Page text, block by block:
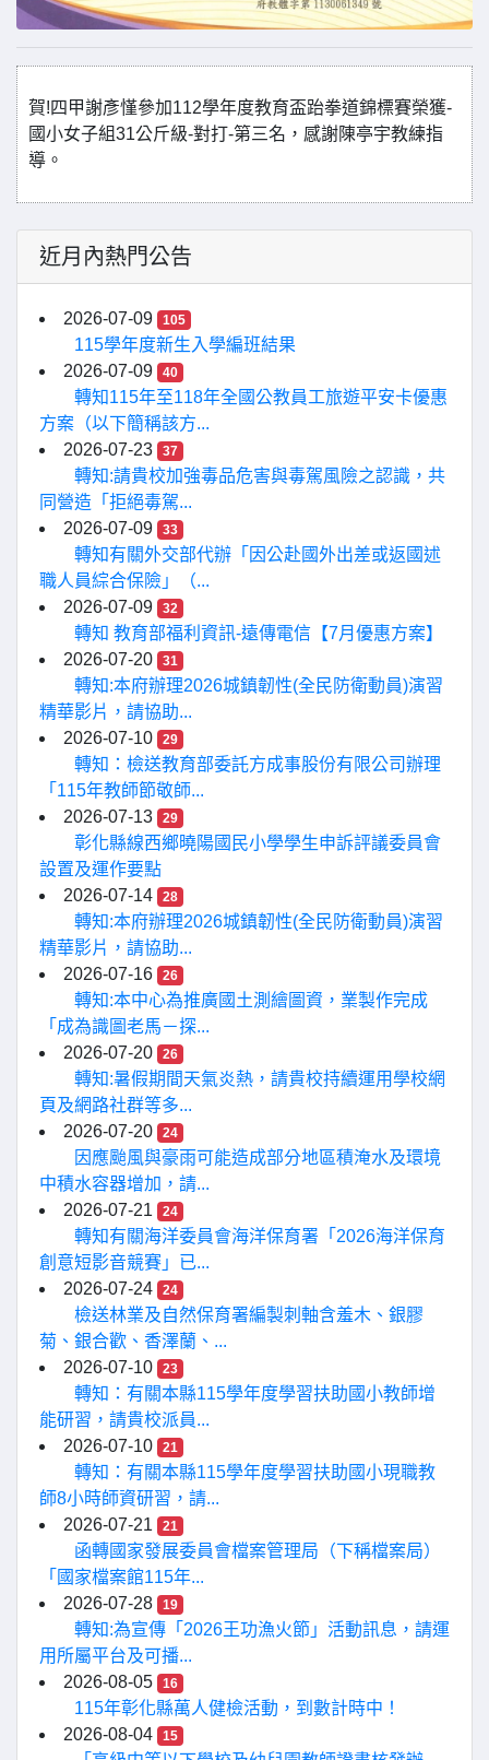
賀!四甲謝彥慬參加112學年度教育盃跆拳道錦標賽榮獲-
國小女子組31公斤級-對打-第三名，感謝陳亭宇教練指
導。
近月內熱門公告
2026-07-09 105
115學年度新生入學編班結果
2026-07-09
40
轉知115年至118年全國公教員工旅遊平安卡優惠
方案（以下簡稱該方...
2026-07-23
37
轉知:請貴校加強毒品危害與毒駕風險之認識，共
同營造「拒絕毒駕...
2026-07-09
33
轉知有關外交部代辦「因公赴國外出差或返國述
職人員綜合保險」（...
2026-07-09
32
轉知 教育部福利資訊-遠傳電信【7月優惠方案】
2026-07-20
31
轉知:本府辦理2026城鎮韌性(全民防衛動員)演習
精華影片，請協助...
2026-07-10
29
轉知：檢送教育部委託方成事股份有限公司辦理
「115年教師節敬師...
2026-07-13
29
彰化縣線西鄉曉陽國民小學學生申訴評議委員會
設置及運作要點
2026-07-14
28
轉知:本府辦理2026城鎮韌性(全民防衛動員)演習
精華影片，請協助...
2026-07-16
26
轉知:本中心為推廣國土測繪圖資，業製作完成
「成為識圖老馬－探...
2026-07-20
26
轉知:暑假期間天氣炎熱，請貴校持續運用學校網
頁及網路社群等多...
2026-07-20
24
因應颱風與豪雨可能造成部分地區積淹水及環境
中積水容器增加，請...
2026-07-21
24
轉知有關海洋委員會海洋保育署「2026海洋保育
創意短影音競賽」已...
2026-07-24
24
檢送林業及自然保育署編製刺軸含羞木、銀膠
菊、銀合歡、香澤蘭、...
2026-07-10
23
轉知：有關本縣115學年度學習扶助國小教師增
能研習，請貴校派員...
2026-07-10
21
轉知：有關本縣115學年度學習扶助國小現職教
師8小時師資研習，請...
2026-07-21
21
函轉國家發展委員會檔案管理局（下稱檔案局）
「國家檔案館115年...
2026-07-28
19
轉知:為宣傳「2026王功漁火節」活動訊息，請運
用所屬平台及可播...
2026-08-05
16
115年彰化縣萬人健檢活動，到數計時中！
2026-08-04
15